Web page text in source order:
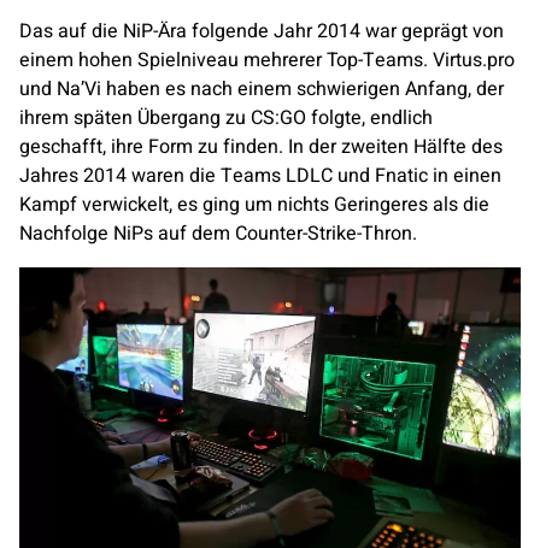
Das auf die NiP-Ära folgende Jahr 2014 war geprägt von
einem hohen Spielniveau mehrerer Top-Teams. Virtus.pro
und Na’Vi haben es nach einem schwierigen Anfang, der
ihrem späten Übergang zu CS:GO folgte, endlich
geschafft, ihre Form zu finden. In der zweiten Hälfte des
Jahres 2014 waren die Teams LDLC und Fnatic in einen
Kampf verwickelt, es ging um nichts Geringeres als die
Nachfolge NiPs auf dem Counter-Strike-Thron.